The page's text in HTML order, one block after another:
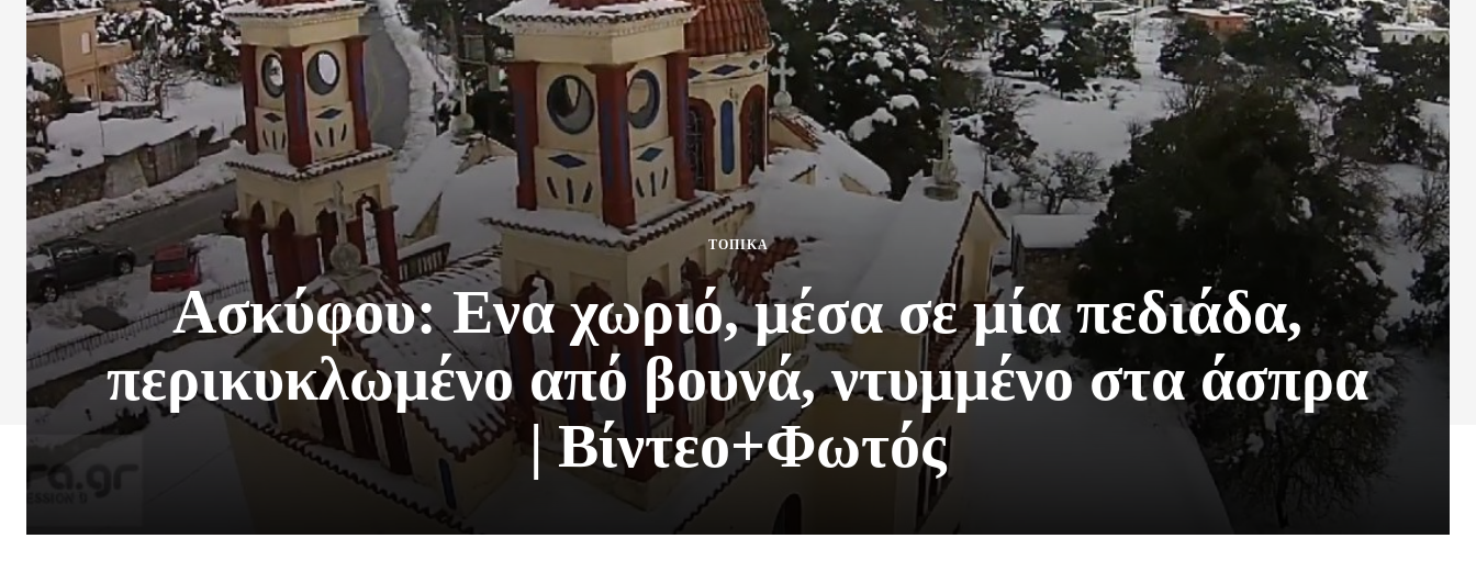
ΤΟΠΙΚΑ
Ασκύφου: Ενα χωριό, μέσα σε μία πεδιάδα,
περικυκλωμένο από βουνά, ντυμμένο στα άσπρα
| Βίντεο+Φωτός